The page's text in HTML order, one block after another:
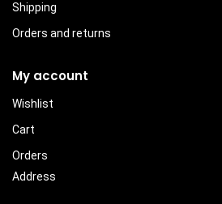
Shipping
Orders and returns
My account
Wishlist
Cart
Orders
Address